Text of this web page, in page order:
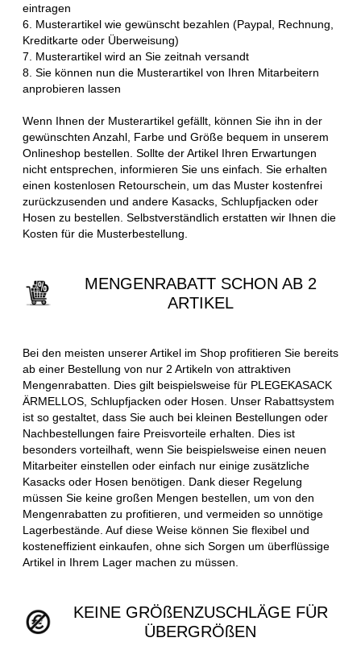
eintragen
6. Musterartikel wie gewünscht bezahlen (Paypal, Rechnung,
Kreditkarte oder Überweisung)
7. Musterartikel wird an Sie zeitnah versandt
8. Sie können nun die Musterartikel von Ihren Mitarbeitern
anprobieren lassen
Wenn Ihnen der Musterartikel gefällt, können Sie ihn in der
gewünschten Anzahl, Farbe und Größe bequem in unserem
Onlineshop bestellen. Sollte der Artikel Ihren Erwartungen
nicht entsprechen, informieren Sie uns einfach. Sie erhalten
einen kostenlosen Retourschein, um das Muster kostenfrei
zurückzusenden und andere Kasacks, Schlupfjacken oder
Hosen zu bestellen. Selbstverständlich erstatten wir Ihnen die
Kosten für die Musterbestellung.
MENGENRABATT SCHON AB 2
ARTIKEL
Bei den meisten unserer Artikel im Shop profitieren Sie bereits
ab einer Bestellung von nur 2 Artikeln von attraktiven
Mengenrabatten. Dies gilt beispielsweise für PLEGEKASACK
ÄRMELLOS, Schlupfjacken oder Hosen. Unser Rabattsystem
ist so gestaltet, dass Sie auch bei kleinen Bestellungen oder
Nachbestellungen faire Preisvorteile erhalten. Dies ist
besonders vorteilhaft, wenn Sie beispielsweise einen neuen
Mitarbeiter einstellen oder einfach nur einige zusätzliche
Kasacks oder Hosen benötigen. Dank dieser Regelung
müssen Sie keine großen Mengen bestellen, um von den
Mengenrabatten zu profitieren, und vermeiden so unnötige
Lagerbestände. Auf diese Weise können Sie flexibel und
kosteneffizient einkaufen, ohne sich Sorgen um überflüssige
Artikel in Ihrem Lager machen zu müssen.
KEINE GRÖßENZUSCHLÄGE FÜR
ÜBERGRÖßEN